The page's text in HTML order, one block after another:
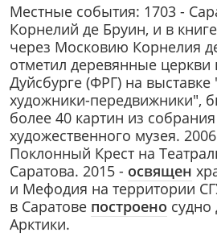
Местные события: 1703 -
Корнелий де Бруин, и в
через Московию Корнелия
отметил деревянные церкви
Дуйсбурге (ФРГ) на выставке
художники-передвижники",
более 40 картин из
художественного музея.
Поклонный Крест на
Саратова. 2015 - освящен
и Мефодия на территории
в Саратове построено судно
Арктики.